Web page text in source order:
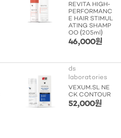
REVITA HIGH-
PERFORMANC
E HAIR STIMUL
ATING SHAMP
OO (205ml)
46,000원
ds
laboratories
VEXUM.SL NE
CK CONTOUR
52,000원